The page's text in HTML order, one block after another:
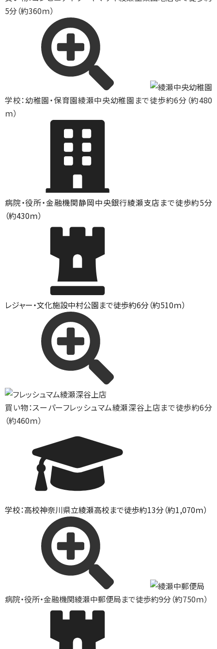
5分（約360ｍ）
学校：幼稚園・保育園綾瀬中央幼稚園まで徒歩約6分（約480
ｍ）
病院・役所・金融機関静岡中央銀行綾瀬支店まで徒歩約5分
（約430ｍ）
レジャー・文化施設中村公園まで徒歩約6分（約510ｍ）
買い物：スーパーフレッシュマム綾瀬深谷上店まで徒歩約6分
（約460ｍ）
学校：高校神奈川県立綾瀬高校まで徒歩約13分（約1,070ｍ）
病院・役所・金融機関綾瀬中郵便局まで徒歩約9分（約750ｍ）